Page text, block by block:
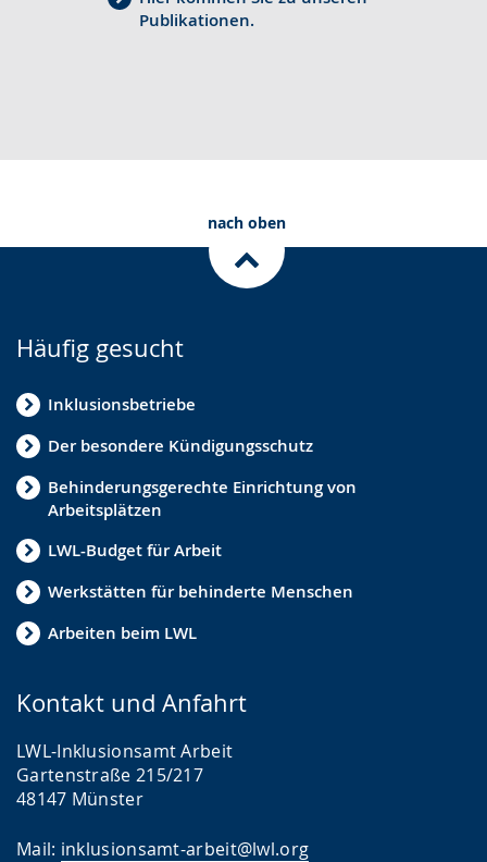
Publikationen.
nach oben
Häufig gesucht
Inklusionsbetriebe
Der besondere Kündigungsschutz
Behinderungsgerechte Einrichtung von
Arbeitsplätzen
LWL-Budget für Arbeit
Werkstätten für behinderte Menschen
Arbeiten beim LWL
Kontakt und Anfahrt
LWL-Inklusionsamt Arbeit
Gartenstraße 215/217
48147 Münster
Mail: inklusionsamt-arbeit@lwl.org